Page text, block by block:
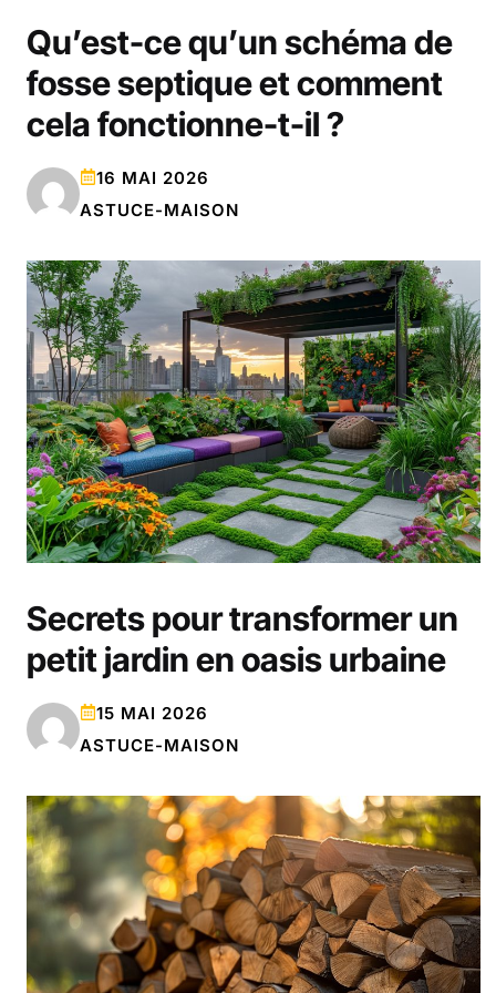
Qu’est-ce qu’un schéma de
fosse septique et comment
cela fonctionne-t-il ?
16 MAI 2026
ASTUCE-MAISON
Secrets pour transformer un
petit jardin en oasis urbaine
15 MAI 2026
ASTUCE-MAISON